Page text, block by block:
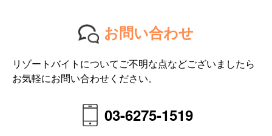
お問い合わせ
リゾートバイトについてご不明な点などございましたら
お気軽にお問い合わせください。
03-6275-1519